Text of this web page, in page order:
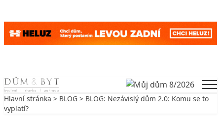
Skip to content
Hlavní stránka > BLOG > BLOG: Nezávislý dům 2.0: Komu se to
vyplatí?